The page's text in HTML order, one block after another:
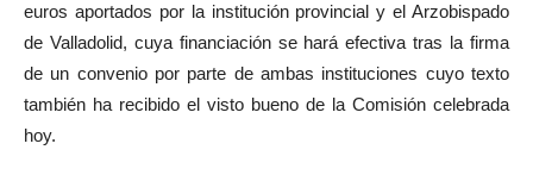
euros aportados por la institución provincial y el Arzobispado
de Valladolid, cuya financiación se hará efectiva tras la firma
de un convenio por parte de ambas instituciones cuyo texto
también ha recibido el visto bueno de la Comisión celebrada
hoy.